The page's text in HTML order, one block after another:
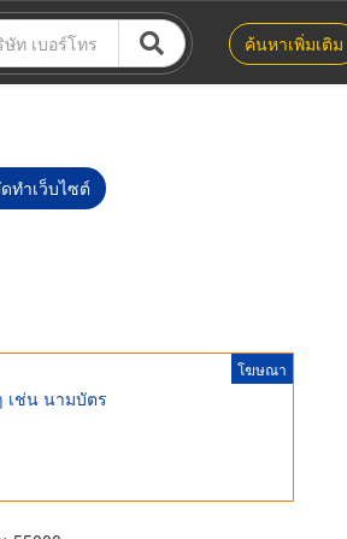
ค้นหาเพิ่มเติม
ทำเว็บไซต์
โฆษณา
เช่น นามบัตร